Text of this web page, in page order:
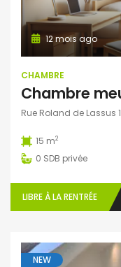
12 mois ago
CHAMBRE
Chambre
Rue Roland de Lassus
15 m2
0 SDB privée
LIBRE À LA RENTRÉE
NEW